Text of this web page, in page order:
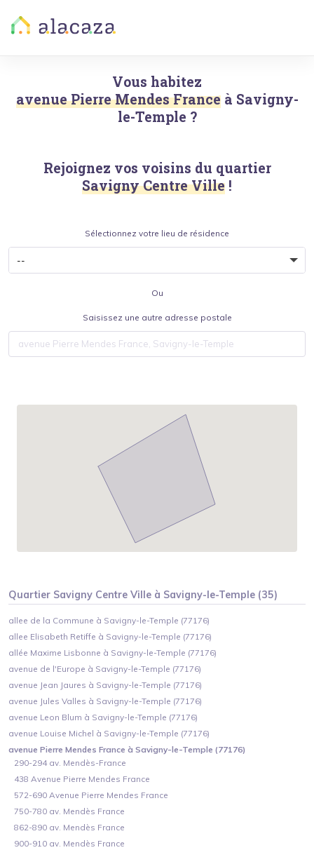
Vous habitez
avenue Pierre Mendes France à Savigny-
le-Temple ?
Rejoignez vos voisins du quartier
Savigny Centre Ville !
Sélectionnez votre lieu de résidence
Ou
Saisissez une autre adresse postale
Quartier Savigny Centre Ville à Savigny-le-Temple (35)
allee de la Commune à Savigny-le-Temple (77176)
allee Elisabeth Retiffe à Savigny-le-Temple (77176)
allée Maxime Lisbonne à Savigny-le-Temple (77176)
avenue de l'Europe à Savigny-le-Temple (77176)
avenue Jean Jaures à Savigny-le-Temple (77176)
avenue Jules Valles à Savigny-le-Temple (77176)
avenue Leon Blum à Savigny-le-Temple (77176)
avenue Louise Michel à Savigny-le-Temple (77176)
avenue Pierre Mendes France à Savigny-le-Temple (77176)
290-294 av. Mendès-France
438 Avenue Pierre Mendes France
572-690 Avenue Pierre Mendes France
750-780 av. Mendès France
862-890 av. Mendès France
900-910 av. Mendès France